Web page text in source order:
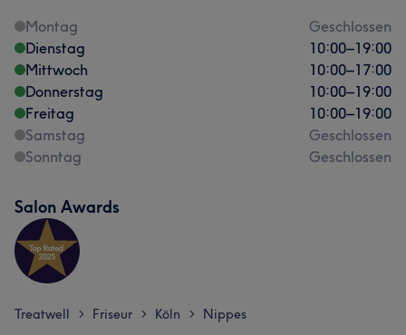
Montag
Geschlossen
Dienstag
10:00–19:00
Mittwoch
10:00–17:00
Donnerstag
10:00–19:00
Freitag
10:00–19:00
Samstag
Geschlossen
Sonntag
Geschlossen
Salon Awards
Treatwell > Friseur > Köln > Nippes